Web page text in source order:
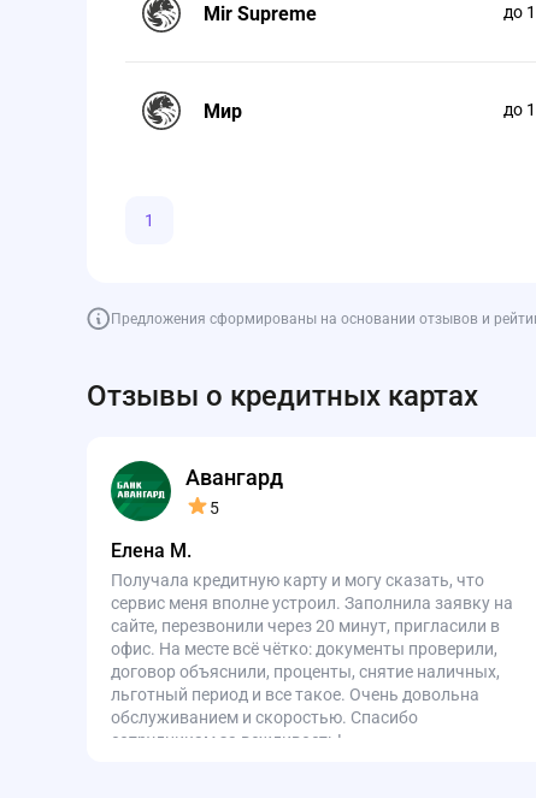
Mir Supreme до
Мир до
1
Предложения сформированы на основании отзывов и
Отзывы о кредитных картах
Авангард
5
Елена М.
Получала кредитную карту и могу сказать, что
сервис меня вполне устроил. Заполнила заявку на
сайте, перезвонили через 20 минут, пригласили в
офис. На месте всё чётко: документы проверили,
договор объяснили, проценты, снятие наличных,
льготный период и все такое. Очень довольна
обслуживанием и скоростью. Спасибо
сотрудникам за вежливость!